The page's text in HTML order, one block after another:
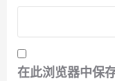
在此浏览器中保